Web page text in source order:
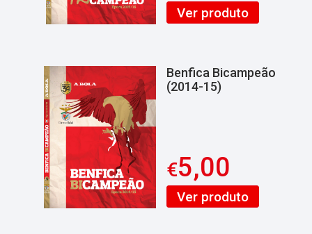
Ver produto
Benfica Bicampeão
(2014-15)
€5,00
Ver produto